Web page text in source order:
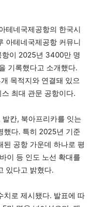
테네국제공항의 한국시
아테네국제공항 커뮤니
항이 2025년 3400만 명
기록했다고 소개했다.
목적지와 연결돼 있으
최대 관문 공항이다.
칸, 북아프리카를 잇는
했다. 특히 2025년 기준
된 공항 가운데 하나로 평
이 등 인도 노선 확대를
있다고 밝혔다.
치로 제시됐다. 발표에 따